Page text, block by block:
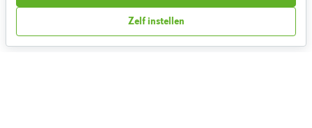
Partnerprogramma
Zelf instellen